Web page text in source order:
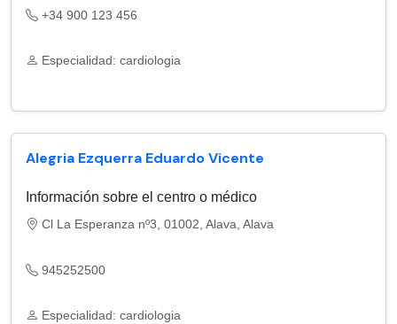
+34 900 123 456
Especialidad: cardiologia
Alegria Ezquerra Eduardo Vicente
Información sobre el centro o médico
Cl La Esperanza nº3, 01002, Alava, Alava
945252500
Especialidad: cardiologia